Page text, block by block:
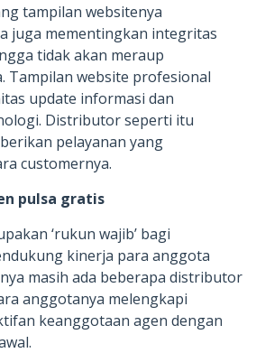
tampilan websitenya
juga mementingkan integritas
tidak akan meraup
Tampilan website profesional
update informasi dan
Distributor seperti itu
pelayanan yang
customernya.
pulsa gratis
‘rukun wajib’ bagi
kinerja para anggota
masih ada beberapa distributor
anggotanya melengkapi
keanggotaan agen dengan